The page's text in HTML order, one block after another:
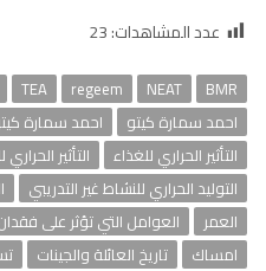
عدد المشاهدات:23
BMR
NEAT
regeem
TEA
احمد سمارة كيتو
احمد سمارة
التأثير الحراري للغذاء
التأثير
التوليد الحراري للنشاط غير التدريبي
العمر
العوامل التي تؤثر على
امساك
تاريخ العائلة والجينات